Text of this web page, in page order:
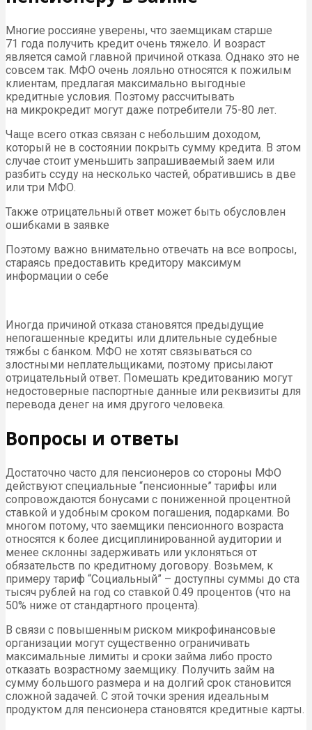
Многие россияне уверены, что заемщикам старше
71 года получить кредит очень тяжело. И возраст
является самой главной причиной отказа. Однако это не
совсем так. МФО очень лояльно относятся к пожилым
клиентам, предлагая максимально выгодные
кредитные условия. Поэтому рассчитывать
на микрокредит могут даже потребители 75-80 лет.
Чаще всего отказ связан с небольшим доходом,
который не в состоянии покрыть сумму кредита. В этом
случае стоит уменьшить запрашиваемый заем или
разбить ссуду на несколько частей, обратившись в две
или три МФО.
Также отрицательный ответ может быть обусловлен
ошибками в заявке
Поэтому важно внимательно отвечать на все вопросы,
стараясь предоставить кредитору максимум
информации о себе
Иногда причиной отказа становятся предыдущие
непогашенные кредиты или длительные судебные
тяжбы с банком. МФО не хотят связываться со
злостными неплательщиками, поэтому присылают
отрицательный ответ. Помешать кредитованию могут
недостоверные паспортные данные или реквизиты для
перевода денег на имя другого человека.
Вопросы и ответы
Достаточно часто для пенсионеров со стороны МФО
действуют специальные “пенсионные” тарифы или
сопровождаются бонусами с пониженной процентной
ставкой и удобным сроком погашения, подарками. Во
многом потому, что заемщики пенсионного возраста
относятся к более дисциплинированной аудитории и
менее склонны задерживать или уклоняться от
обязательств по кредитному договору. Возьмем, к
примеру тариф “Социальный” – доступны суммы до ста
тысяч рублей на год со ставкой 0.49 процентов (что на
50% ниже от стандартного процента).
В связи с повышенным риском микрофинансовые
организации могут существенно ограничивать
максимальные лимиты и сроки займа либо просто
отказать возрастному заемщику. Получить займ на
сумму большого размера и на долгий срок становится
сложной задачей. С этой точки зрения идеальным
продуктом для пенсионера становятся кредитные карты.